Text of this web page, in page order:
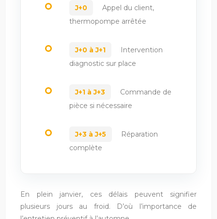
J+0
Appel du client,
thermopompe arrêtée
J+0 à J+1
Intervention
diagnostic sur place
J+1 à J+3
Commande de
pièce si nécessaire
J+3 à J+5
Réparation
complète
En plein janvier, ces délais peuvent signifier
plusieurs jours au froid. D’où l’importance de